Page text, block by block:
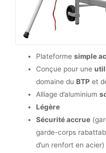
Plateformesimple
Conçue pour une
domaine du BTP et
Alliage d’aluminium
Légère
Sécurité accrue
garde-corps
d’un renfort en acier)